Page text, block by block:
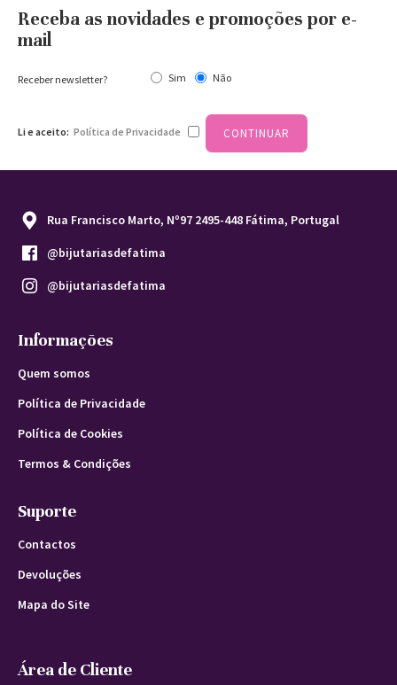
Receba as novidades e promoções por e-
mail
Receber newsletter? Sim Não
Li e aceito: Política de Privacidade CONTINUAR
Rua Francisco Marto, Nº97 2495-448 Fátima, Portugal
@bijutariasdefatima
@bijutariasdefatima
Informações
Quem somos
Política de Privacidade
Política de Cookies
Termos & Condições
Suporte
Contactos
Devoluções
Mapa do Site
Área de Cliente